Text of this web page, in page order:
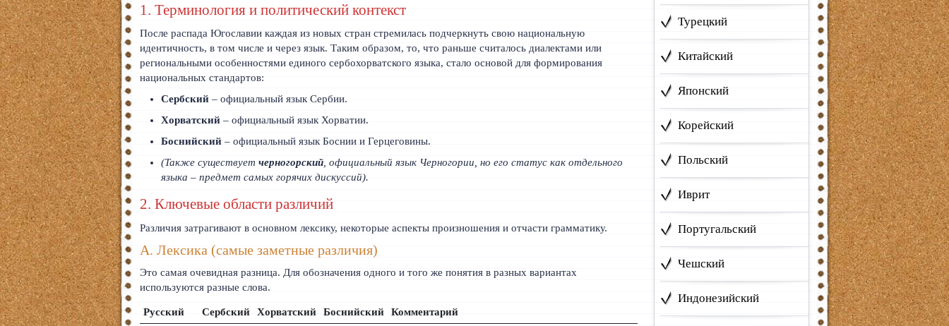
1. Терминология и политический контекст
После распада Югославии каждая из новых стран стремилась подчеркнуть свою национальную
идентичность, в том числе и через язык. Таким образом, то, что раньше считалось диалектами или
региональными особенностями единого сербохорватского языка, стало основой для формирования
национальных стандартов:
Сербский – официальный язык Сербии.
Хорватский – официальный язык Хорватии.
Боснийский – официальный язык Боснии и Герцеговины.
(Также существуетчерногорский , официальный язык Черногории, но его статус как отдельного
языка – предмет самых горячих дискуссий).
2. Ключевые области различий
Различия затрагивают в основном лексику, некоторые аспекты произношения и отчасти грамматику.
А. Лексика (самые заметные различия)
Это самая очевидная разница. Для обозначения одного и того же понятия в разных вариантах
используются разные слова.
Русский Сербский Хорватский Боснийский
Комментарий
Турецкий
Китайский
Японский
Корейский
Польский
Иврит
Португальский
Чешский
Индонезийский
Тайский
Румынский
Норвежский
Сербский
РКИ
ЧАВО
О сайте
Донат
Платное